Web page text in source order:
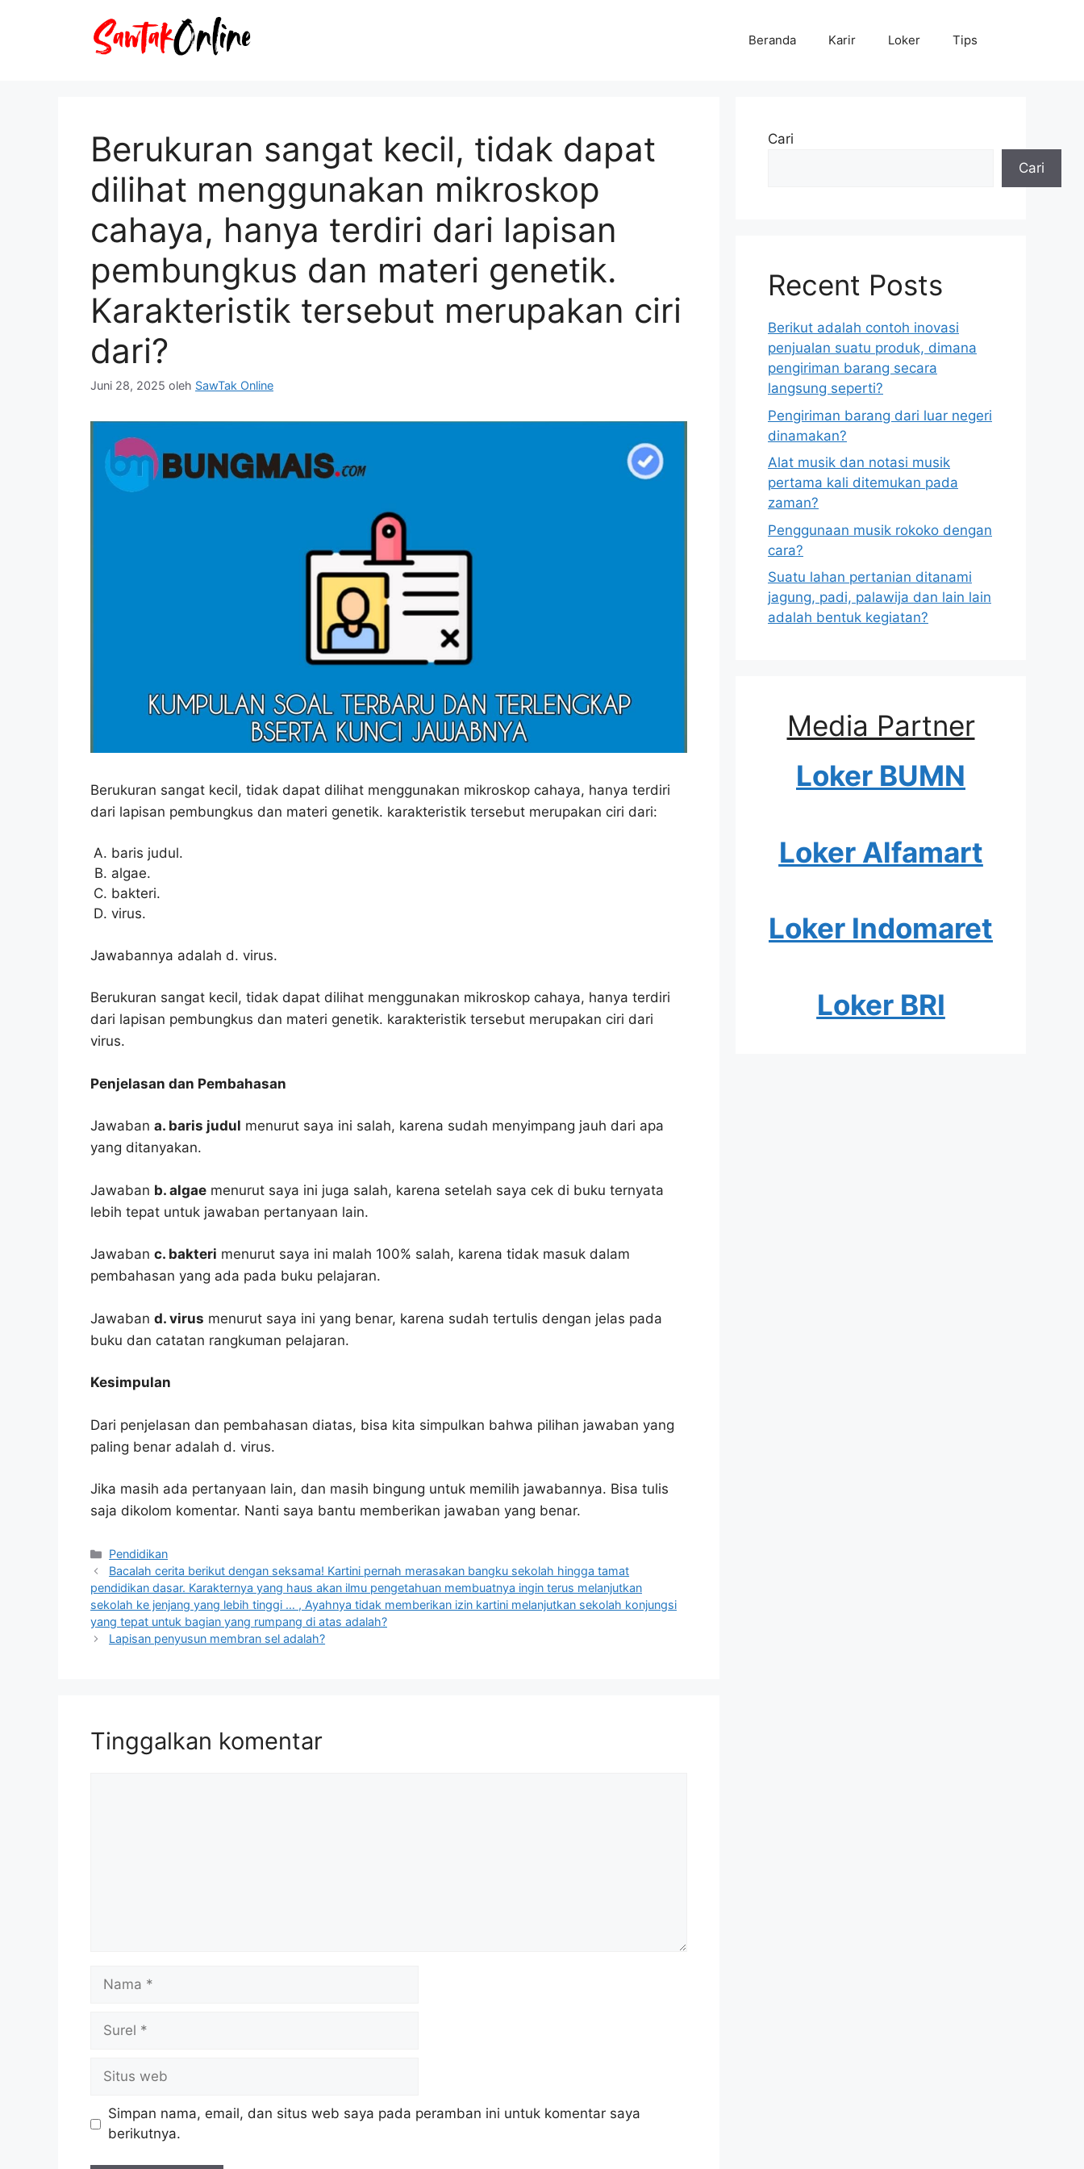
Beranda Karir Loker Tips
Berukuran sangat kecil, tidak dapat
dilihat menggunakan mikroskop
cahaya, hanya terdiri dari lapisan
pembungkus dan materi genetik.
Karakteristik tersebut merupakan ciri
dari?
Juni 28, 2025 oleh SawTak Online
Berukuran sangat kecil, tidak dapat dilihat menggunakan mikroskop cahaya, hanya terdiri
dari lapisan pembungkus dan materi genetik. karakteristik tersebut merupakan ciri dari:
baris judul.
algae.
bakteri.
virus.
Jawabannya adalah d. virus.
Berukuran sangat kecil, tidak dapat dilihat menggunakan mikroskop cahaya, hanya terdiri
dari lapisan pembungkus dan materi genetik. karakteristik tersebut merupakan ciri dari
virus.
Penjelasan dan Pembahasan
Jawaban a. baris judul menurut saya ini salah, karena sudah menyimpang jauh dari apa
yang ditanyakan.
Jawaban b. algae menurut saya ini juga salah, karena setelah saya cek di buku ternyata
lebih tepat untuk jawaban pertanyaan lain.
Jawaban c. bakteri menurut saya ini malah 100% salah, karena tidak masuk dalam
pembahasan yang ada pada buku pelajaran.
Jawaban d. virus menurut saya ini yang benar, karena sudah tertulis dengan jelas pada
buku dan catatan rangkuman pelajaran.
Kesimpulan
Dari penjelasan dan pembahasan diatas, bisa kita simpulkan bahwa pilihan jawaban yang
paling benar adalah d. virus.
Jika masih ada pertanyaan lain, dan masih bingung untuk memilih jawabannya. Bisa tulis
saja dikolom komentar. Nanti saya bantu memberikan jawaban yang benar.
Kategori
Pendidikan
Bacalah cerita berikut dengan seksama! Kartini pernah merasakan bangku sekolah hingga tamat
pendidikan dasar. Karakternya yang haus akan ilmu pengetahuan membuatnya ingin terus melanjutkan
sekolah ke jenjang yang lebih tinggi … , Ayahnya tidak memberikan izin kartini melanjutkan sekolah konjungsi
yang tepat untuk bagian yang rumpang di atas adalah?
Lapisan penyusun membran sel adalah?
Tinggalkan komentar
Nama
Surel
Situs
web
Simpan nama, email, dan situs web saya pada peramban ini untuk komentar saya
berikutnya.
Cari
Cari
Recent Posts
Berikut adalah contoh inovasi
penjualan suatu produk, dimana
pengiriman barang secara
langsung seperti?
Pengiriman barang dari luar negeri
dinamakan?
Alat musik dan notasi musik
pertama kali ditemukan pada
zaman?
Penggunaan musik rokoko dengan
cara?
Suatu lahan pertanian ditanami
jagung, padi, palawija dan lain lain
adalah bentuk kegiatan?
Media Partner
Loker BUMN
Loker Alfamart
Loker Indomaret
Loker BRI